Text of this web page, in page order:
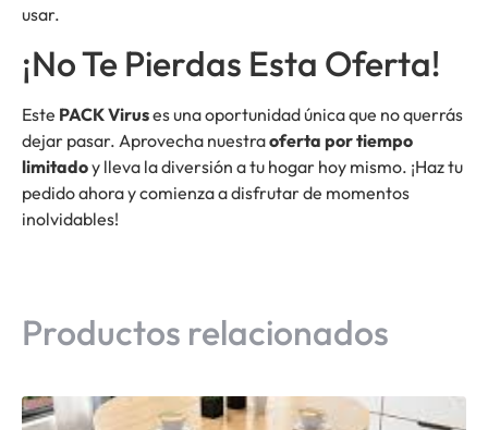
usar.
¡No Te Pierdas Esta Oferta!
Este PACK Viruses una oportunidad única que no querrás
dejar pasar. Aprovecha nuestraoferta por tiempo
limitadoy lleva la diversión a tu hogar hoy mismo. ¡Haz tu
pedido ahora y comienza a disfrutar de momentos
inolvidables!
Productos relacionados